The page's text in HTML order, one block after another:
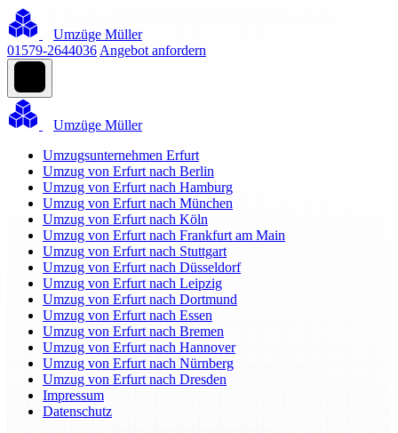
Umzüge Müller
01579-2644036 Angebot anfordern
Umzüge Müller
Umzugsunternehmen Erfurt
Umzug von Erfurt nach Berlin
Umzug von Erfurt nach Hamburg
Umzug von Erfurt nach München
Umzug von Erfurt nach Köln
Umzug von Erfurt nach Frankfurt am Main
Umzug von Erfurt nach Stuttgart
Umzug von Erfurt nach Düsseldorf
Umzug von Erfurt nach Leipzig
Umzug von Erfurt nach Dortmund
Umzug von Erfurt nach Essen
Umzug von Erfurt nach Bremen
Umzug von Erfurt nach Hannover
Umzug von Erfurt nach Nürnberg
Umzug von Erfurt nach Dresden
Impressum
Datenschutz